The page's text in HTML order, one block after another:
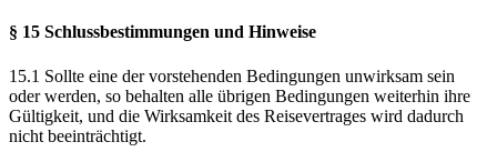
§ 15 Schlussbestimmungen und Hinweise
15.1 Sollte eine der vorstehenden Bedingungen unwirksam sein
oder werden, so behalten alle übrigen Bedingungen weiterhin ihre
Gültigkeit, und die Wirksamkeit des Reisevertrages wird dadurch
nicht beeinträchtigt.